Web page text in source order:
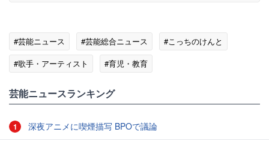
#芸能ニュース #芸能総合ニュース
#こっちのけんと
#歌手・アーティスト
#育児・教育
芸能ニュースランキング
1 深夜アニメに喫煙描写 BPOで議論